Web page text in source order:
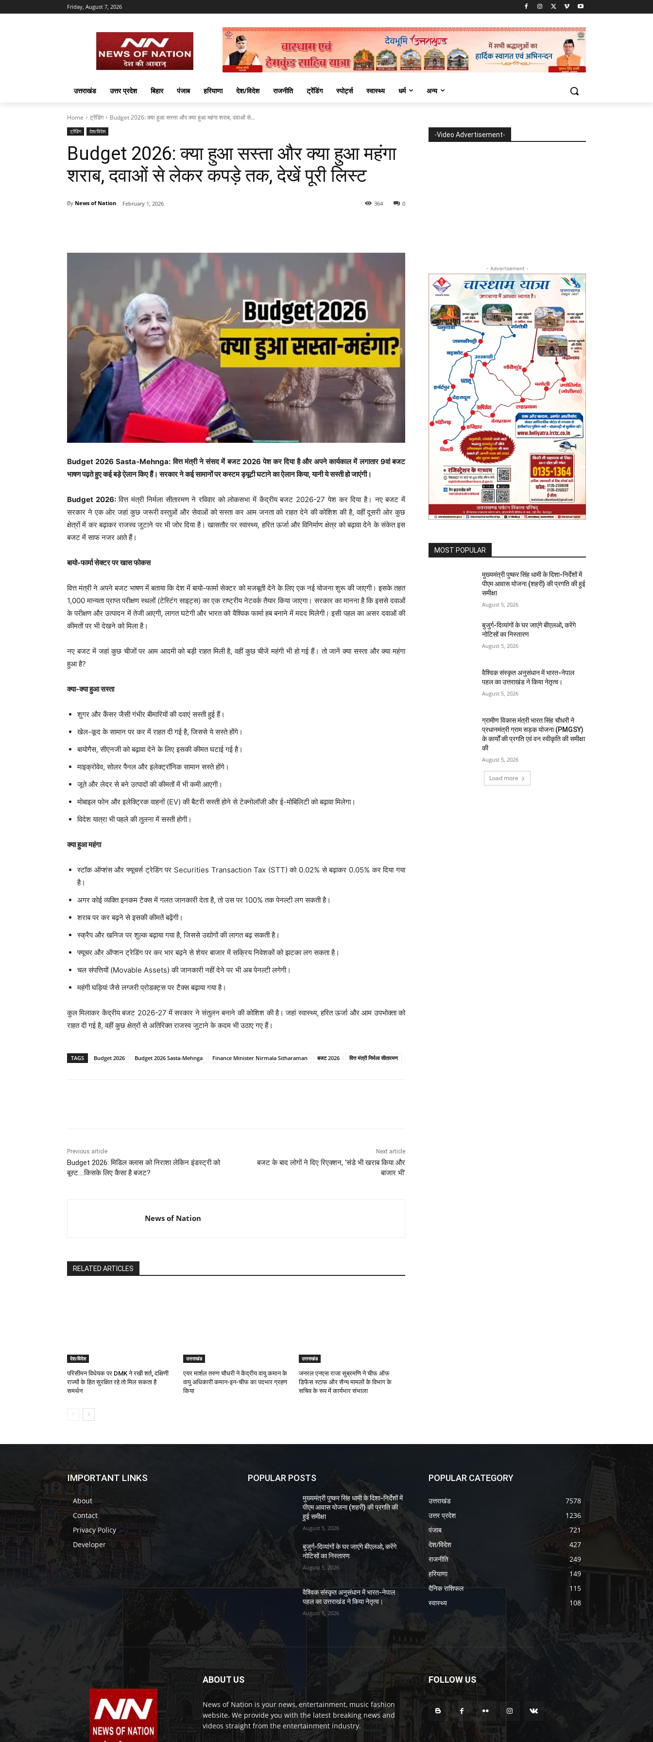
Friday, August 7, 2026
उत्तराखंड उत्तर प्रदेश बिहार पंजाब हरियाणा देश/विदेश राजनीति ट्रेंडिंग स्पोर्ट्स स्वास्थ्य धर्म अन्य
Home ट्रेंडिंग Budget 2026: क्‍या हुआ सस्‍ता और क्‍या हुआ महंगा शराब, दवाओं से...
ट्रेंडिंग देश/विदेश
Budget 2026: क्‍या हुआ सस्‍ता और क्‍या हुआ महंगा
शराब, दवाओं से लेकर कपड़े तक, देखें पूरी लिस्ट
By News of Nation February 1, 2026 0
364
Budget 2026 Sasta-Mehnga: वित्त मंत्री ने संसद में बजट 2026 पेश कर दिया है और अपने कार्यकाल में लगातार 9वां बजट
भाषण पढ़ते हुए कई बड़े ऐलान किए हैं। सरकार ने कई सामानों पर कस्टम ड्यूटी घटाने का ऐलान किया, यानी ये सस्ती हो जाएंगी।
Budget 2026:वित्त मंत्री निर्मला सीतारमण ने रविवार को लोकसभा में केंद्रीय बजट 2026-27 पेश कर दिया है। नए बजट में
सरकार ने एक ओर जहां कुछ जरूरी वस्तुओं और सेवाओं को सस्ता कर आम जनता को राहत देने की कोशिश की है, वहीं दूसरी ओर कुछ
क्षेत्रों में कर बढ़ाकर राजस्व जुटाने पर भी जोर दिया है। खासतौर पर स्वास्थ्य, हरित ऊर्जा और विनिर्माण क्षेत्र को बढ़ावा देने के संकेत इस
बजट में साफ नजर आते हैं।
बायो-फार्मा सेक्टर पर खास फोकस
वित्त मंत्री ने अपने बजट भाषण में बताया कि देश में बायो-फार्मा सेक्टर को मजबूती देने के लिए एक नई योजना शुरू की जाएगी। इसके तहत
1,000 मान्यता प्राप्त परीक्षण स्थलों (टेस्टिंग साइट्स) का एक राष्ट्रीय नेटवर्क तैयार किया जाएगा। सरकार का मानना है कि इससे दवाओं
के परीक्षण और उत्पादन में तेजी आएगी, लागत घटेगी और भारत को वैश्विक फार्मा हब बनाने में मदद मिलेगी। इसी पहल का असर दवाओं की
कीमतों पर भी देखने को मिला है।
नए बजट में जहां कुछ चीजों पर आम आदमी को बड़ी राहत मिली है, वहीं कुछ चीजें महंगी भी हो गई हैं। तो जानें क्या सस्ता और क्या महंगा
हुआ है?
क्या-क्या हुआ सस्ता
शुगर और कैंसर जैसी गंभीर बीमारियों की दवाएं सस्ती हुई हैं।
खेल-कूद के सामान पर कर में राहत दी गई है, जिससे ये सस्ते होंगे।
बायोगैस, सीएनजी को बढ़ावा देने के लिए इसकी कीमत घटाई गई है।
माइक्रोवेव, सोलर पैनल और इलेक्ट्रॉनिक सामान सस्ते होंगे।
जूते और लेदर से बने उत्पादों की कीमतों में भी कमी आएगी।
मोबाइल फोन और इलेक्ट्रिक वाहनों (EV) की बैटरी सस्ती होने से टेक्नोलॉजी और ई-मोबिलिटी को बढ़ावा मिलेगा।
विदेश यात्रा भी पहले की तुलना में सस्ती होगी।
क्या हुआ महंगा
स्टॉक ऑप्शंस और फ्यूचर्स ट्रेडिंग पर Securities Transaction Tax (STT) को 0.02% से बढ़ाकर 0.05% कर दिया गया
है।
अगर कोई व्यक्ति इनकम टैक्स में गलत जानकारी देता है, तो उस पर 100% तक पेनल्टी लग सकती है।
शराब पर कर बढ़ने से इसकी कीमतें बढ़ेंगी।
स्क्रैप और खनिज पर शुल्क बढ़ाया गया है, जिससे उद्योगों की लागत बढ़ सकती है।
फ्यूचर और ऑप्शन ट्रेडिंग पर कर भार बढ़ने से शेयर बाजार में सक्रिय निवेशकों को झटका लग सकता है।
चल संपत्तियों (Movable Assets) की जानकारी नहीं देने पर भी अब पेनल्टी लगेगी।
महंगी घड़ियां जैसे लग्जरी प्रोडक्ट्स पर टैक्स बढ़ाया गया है।
कुल मिलाकर केंद्रीय बजट 2026-27 में सरकार ने संतुलन बनाने की कोशिश की है। जहां स्वास्थ्य, हरित ऊर्जा और आम उपभोक्ता को
राहत दी गई है, वहीं कुछ क्षेत्रों से अतिरिक्त राजस्व जुटाने के कदम भी उठाए गए हैं।
TAGS Budget 2026 Budget 2026 Sasta-Mehnga Finance Minister Nirmala Sitharaman बजट 2026 वित्त मंत्री निर्मला सीतारमण
Previous article
Budget 2026: मिडिल क्लास को निराशा लेकिन इंडस्ट्री को
बूस्ट….किसके लिए कैसा है बजट?
Next article
बजट के बाद लोगों ने दिए रिएक्शन, ‘संडे भी खराब किया और
बाजार भी’
News of Nation
RELATED ARTICLES
देश/विदेश
परिसीमन विधेयक पर DMK ने रखी शर्त, दक्षिणी
राज्यों के हित सुरक्षित रहे तो मिल सकता है
समर्थन
उत्तराखंड
एयर मार्शल तरुण चौधरी ने केंद्रीय वायु कमान के
वायु अधिकारी कमान-इन-चीफ का पदभार ग्रहण
किया
उत्तराखंड
जनरल एनएस राजा सुब्रमणि ने चीफ ऑफ
डिफेंस स्टाफ और सैन्य मामलों के विभाग के
सचिव के रूप में कार्यभार संभाला
-Video Advertisement-
- Advertisement -
MOST POPULAR
मुख्यमंत्री पुष्कर सिंह धामी के दिशा-निर्देशों में
पीएम आवास योजना (शहरी) की प्रगति की हुई
समीक्षा
August 5, 2026
बुजुर्ग-दिव्यांगों के घर जाएंगे बीएलओ, करेंगे
नोटिसों का निस्तारण
August 5, 2026
वैश्विक संस्कृत अनुसंधान में भारत-नेपाल
पहल का उत्तराखंड ने किया नेतृत्व।
August 5, 2026
ग्रामीण विकास मंत्री भारत सिंह चौधरी ने
प्रधानमंत्री ग्राम सड़क योजना (PMGSY)
के कार्यों की प्रगति एवं वन स्वीकृति की समीक्षा
की
August 5, 2026
Load more
IMPORTANT LINKS
About
Contact
Privacy Policy
Developer
POPULAR POSTS
मुख्यमंत्री पुष्कर सिंह धामी के दिशा-निर्देशों में
पीएम आवास योजना (शहरी) की प्रगति की
हुई समीक्षा
August 5, 2026
बुजुर्ग-दिव्यांगों के घर जाएंगे बीएलओ, करेंगे
नोटिसों का निस्तारण
August 5, 2026
वैश्विक संस्कृत अनुसंधान में भारत-नेपाल
पहल का उत्तराखंड ने किया नेतृत्व।
August 5, 2026
POPULAR CATEGORY
उत्तराखंड
7578
उत्तर प्रदेश
1236
पंजाब
721
देश/विदेश
427
राजनीति
249
हरियाणा
149
दैनिक राशिफल
115
स्वास्थ्य
108
ABOUT US
News of Nation is your news, entertainment, music fashion
website. We provide you with the latest breaking news and
videos straight from the entertainment industry.
FOLLOW US